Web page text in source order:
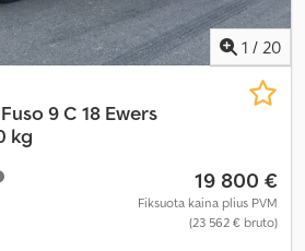
1 / 20
9 C 18 Ewers
kg
19 800 €
Fiksuota kaina plius PVM
(23 562 € bruto)